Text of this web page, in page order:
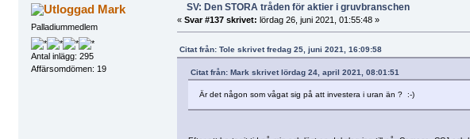
Mark
Palladiummedlem
Antal inlägg: 295
Affärsomdömen: 19
SV: Den STORA tråden för aktier i gruvbranschen
« Svar #137 skrivet: lördag 26, juni 2021, 01:55:48 »
Citat från: Tole skrivet fredag 25, juni 2021, 16:09:58
Citat från: Mark skrivet lördag 24, april 2021, 08:01:51
Är det någon som vågat sig på att investera i uran än ? :-)